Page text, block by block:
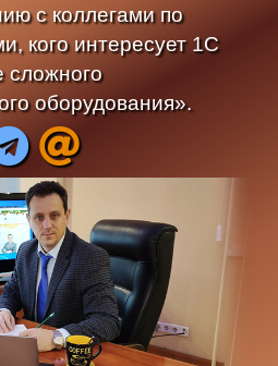
с коллегами по
кого интересует 1С
сложного
оборудования».